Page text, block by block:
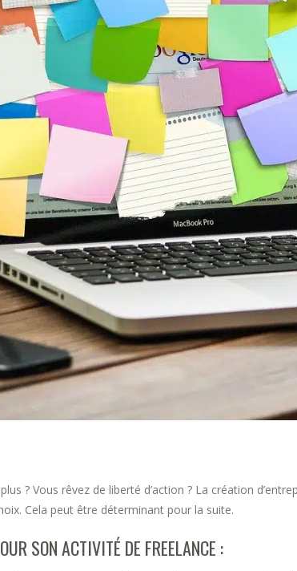
? Vous rêvez de liberté d’action ? La création
Cela peut être déterminant pour la suite.
SON ACTIVITÉ DE FREELANCE :